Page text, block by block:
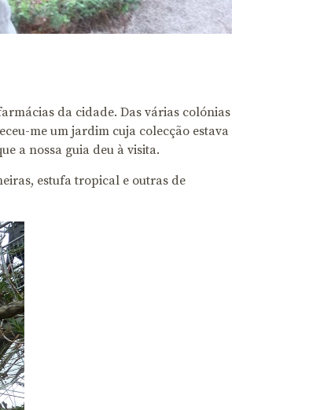
da cidade. Das várias colónias
me um jardim cuja colecção estava
a nossa guia deu à visita.
estufa tropical e outras de